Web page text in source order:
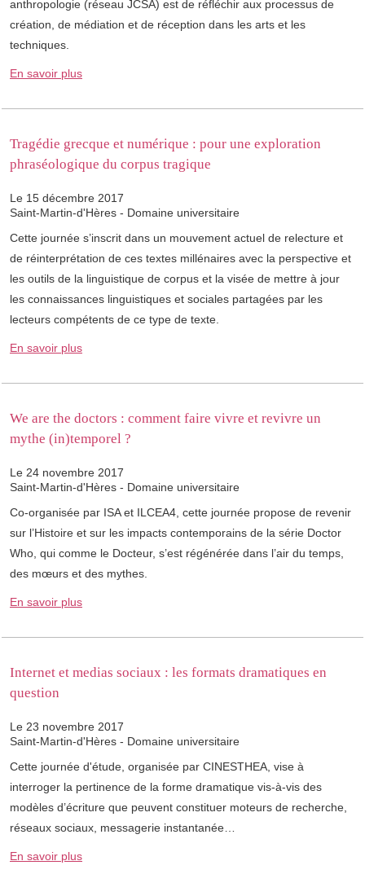
anthropologie (réseau JCSA) est de réfléchir aux processus de
création, de médiation et de réception dans les arts et les
techniques.
En savoir plus
Tragédie grecque et numérique : pour une exploration
phraséologique du corpus tragique
Le 15 décembre 2017
Saint-Martin-d'Hères - Domaine universitaire
Cette journée s’inscrit dans un mouvement actuel de relecture et
de réinterprétation de ces textes millénaires avec la perspective et
les outils de la linguistique de corpus et la visée de mettre à jour
les connaissances linguistiques et sociales partagées par les
lecteurs compétents de ce type de texte.
En savoir plus
We are the doctors : comment faire vivre et revivre un
mythe (in)temporel ?
Le 24 novembre 2017
Saint-Martin-d'Hères - Domaine universitaire
Co-organisée par ISA et ILCEA4, cette journée propose de revenir
sur l’Histoire et sur les impacts contemporains de la série Doctor
Who, qui comme le Docteur, s’est régénérée dans l’air du temps,
des mœurs et des mythes.
En savoir plus
Internet et medias sociaux : les formats dramatiques en
question
Le 23 novembre 2017
Saint-Martin-d'Hères - Domaine universitaire
Cette journée d'étude, organisée par CINESTHEA, vise à
interroger la pertinence de la forme dramatique vis-à-vis des
modèles d’écriture que peuvent constituer moteurs de recherche,
réseaux sociaux, messagerie instantanée…
En savoir plus